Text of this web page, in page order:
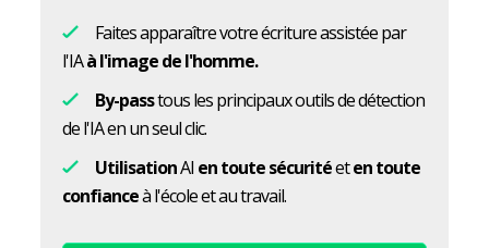
Faites apparaître votre écriture assistée par
l'IAà l'image de l'homme.
By-passtous les principaux outils de détection
de l'IA en un seul clic.
UtilisationAI en toute sécuritéeten toute
confianceà l'école et au travail.